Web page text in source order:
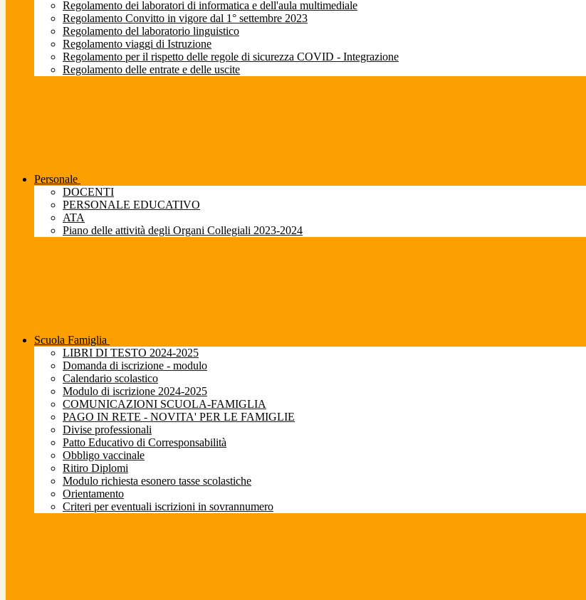
Regolamento dei laboratori di informatica e dell'aula multimediale
Regolamento Convitto in vigore dal 1° settembre 2023
Regolamento del laboratorio linguistico
Regolamento viaggi di Istruzione
Regolamento per il rispetto delle regole di sicurezza COVID - Integrazione
Regolamento delle entrate e delle uscite
Personale
DOCENTI
PERSONALE EDUCATIVO
ATA
Piano delle attività degli Organi Collegiali 2023-2024
Scuola Famiglia
LIBRI DI TESTO 2024-2025
Domanda di iscrizione - modulo
Calendario scolastico
Modulo di iscrizione 2024-2025
COMUNICAZIONI SCUOLA-FAMIGLIA
PAGO IN RETE - NOVITA' PER LE FAMIGLIE
Divise professionali
Patto Educativo di Corresponsabilità
Obbligo vaccinale
Ritiro Diplomi
Modulo richiesta esonero tasse scolastiche
Orientamento
Criteri per eventuali iscrizioni in sovrannumero